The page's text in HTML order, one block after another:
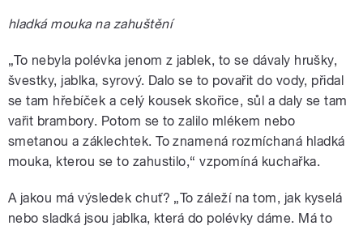
hladká mouka na zahuštění
„To nebyla polévka jenom z jablek, to se dávaly hrušky,
švestky, jablka, syrový. Dalo se to povařit do vody, přidal
se tam hřebíček a celý kousek skořice, sůl a daly se tam
vařit brambory. Potom se to zalilo mlékem nebo
smetanou a záklechtek. To znamená rozmíchaná hladká
mouka, kterou se to zahustilo,“ vzpomíná kuchařka.
A jakou má výsledek chuť? „To záleží na tom, jak kyselá
nebo sladká jsou jablka, která do polévky dáme. Má to